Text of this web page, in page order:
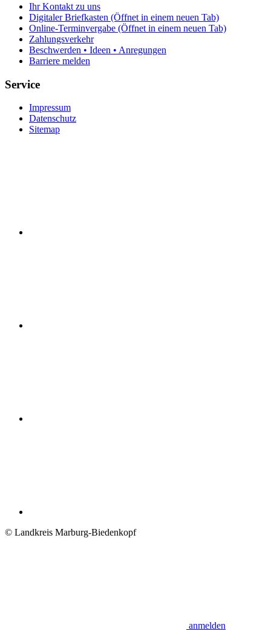
Ihr Kontakt zu uns
Digitaler Briefkasten (Öffnet in einem neuen Tab)
Online-Terminvergabe (Öffnet in einem neuen Tab)
Zahlungsverkehr
Beschwerden • Ideen • Anregungen
Barriere melden
Service
Impressum
Datenschutz
Sitemap
© Landkreis Marburg-Biedenkopf
anmelden